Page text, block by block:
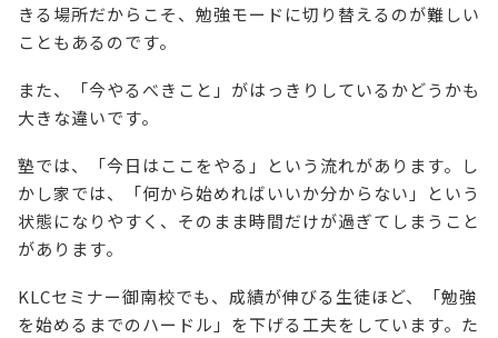
きる場所だからこそ、勉強モードに切り替えるのが難しい
こともあるのです。
また、「今やるべきこと」がはっきりしているかどうかも
大きな違いです。
塾では、「今日はここをやる」という流れがあります。し
かし家では、「何から始めればいいか分からない」という
状態になりやすく、そのまま時間だけが過ぎてしまうこと
があります。
KLCセミナー御南校でも、成績が伸びる生徒ほど、「勉強
を始めるまでのハードル」を下げる工夫をしています。た